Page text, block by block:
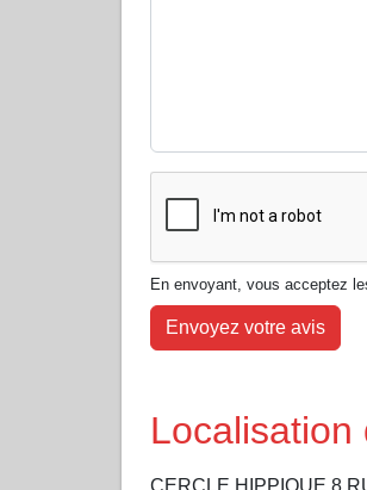
En envoyant, vous acceptez
Envoyez votre avis
Localisation
CERCLE HIPPIQUE 8